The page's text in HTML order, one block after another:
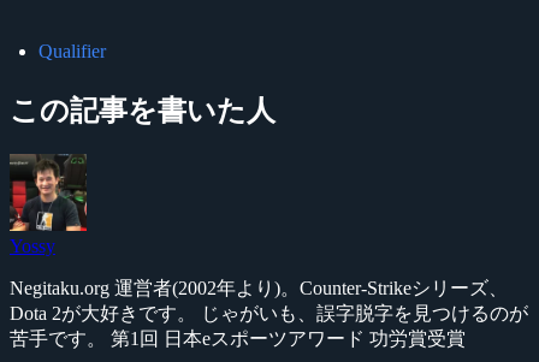
Qualifier
この記事を書いた人
Yossy
Negitaku.org 運営者(2002年より)。Counter-Strikeシリーズ、
Dota 2が大好きです。 じゃがいも、誤字脱字を見つけるのが
苦手です。 第1回 日本eスポーツアワード 功労賞受賞